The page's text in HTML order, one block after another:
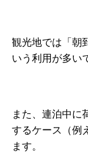
観光地では「朝
いう利用が多い
また、連泊中に
するケース（例
ます。